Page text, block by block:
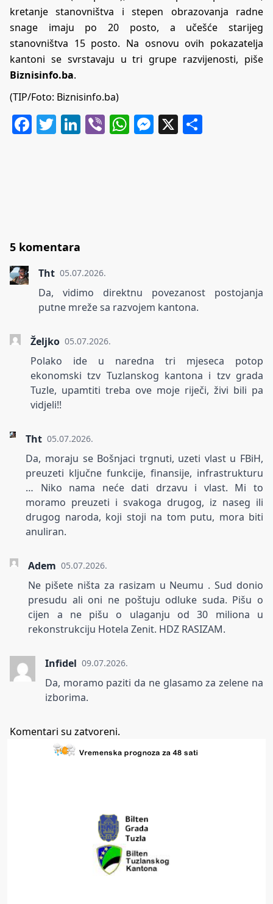
kretanje stanovništva i stepen obrazovanja radne
snage imaju po 20 posto, a učešće starijeg
stanovništva 15 posto. Na osnovu ovih pokazatelja
kantoni se svrstavaju u tri grupe razvijenosti, piše
Biznisinfo.ba.
(TIP/Foto: Biznisinfo.ba)
Facebook
Twitter
LinkedIn
ViberWhatsApp
Messenger
X
5 komentara
Tht 05.07.2026.
Da, vidimo direktnu povezanost postojanja
putne mreže sa razvojem kantona.
Željko 05.07.2026.
Polako ide u naredna tri mjeseca potop
ekonomski tzv Tuzlanskog kantona i tzv grada
Tuzle, upamtiti treba ove moje riječi, živi bili pa
vidjeli!!
Tht 05.07.2026.
Da, moraju se Bošnjaci trgnuti, uzeti vlast u FBiH,
preuzeti ključne funkcije, finansije, infrastrukturu
… Niko nama neće dati drzavu i vlast. Mi to
moramo preuzeti i svakoga drugog, iz naseg ili
drugog naroda, koji stoji na tom putu, mora biti
anuliran.
Adem 05.07.2026.
Ne pišete ništa za rasizam u Neumu . Sud donio
presudu ali oni ne poštuju odluke suda. Pišu o
cijen a ne pišu o ulaganju od 30 miliona u
rekonstrukciju Hotela Zenit. HDZ RASIZAM.
Infidel 09.07.2026.
Da, moramo paziti da ne glasamo za zelene na
izborima.
Komentari su zatvoreni.